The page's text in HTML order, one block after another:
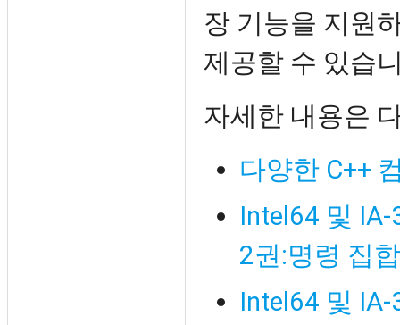
장 기능을 지원
제공할 수 있습
자세한 내용은
다양한 C++
Intel64 및
2권:명령 집
Intel64 및